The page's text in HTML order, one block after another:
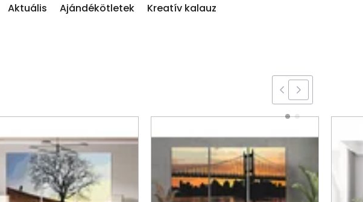
Aktuális Ajándékötletek Kreatív kalauz